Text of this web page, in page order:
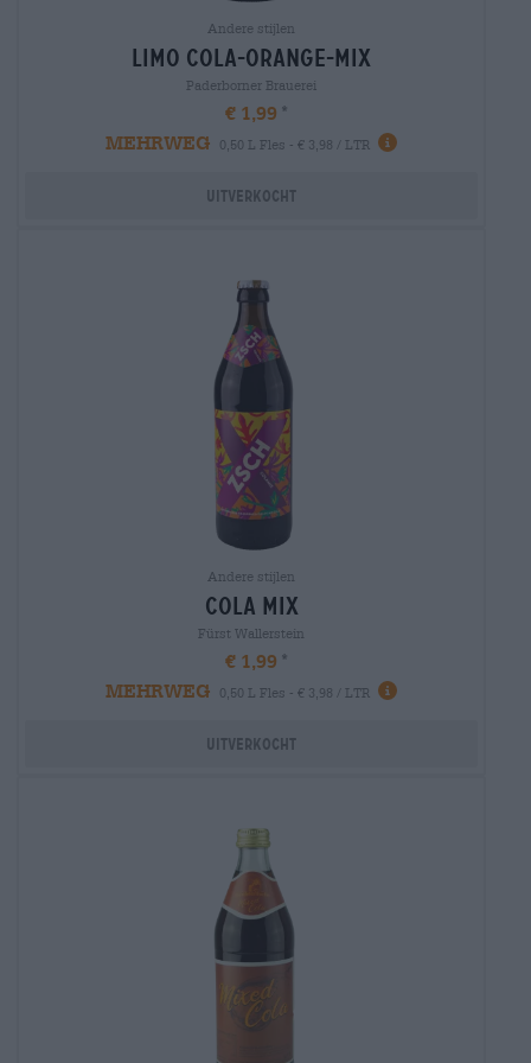
Andere stijlen
limo cola-orange-mix
Paderborner Brauerei
€ 1,99
MEHRWEG
0,50 L Fles - € 3,98 / LTR
Uitverkocht
Andere stijlen
cola mix
Fürst Wallerstein
€ 1,99
MEHRWEG
0,50 L Fles - € 3,98 / LTR
Uitverkocht